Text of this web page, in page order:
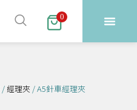
0
/ 經理夾 / A5針車經理夾